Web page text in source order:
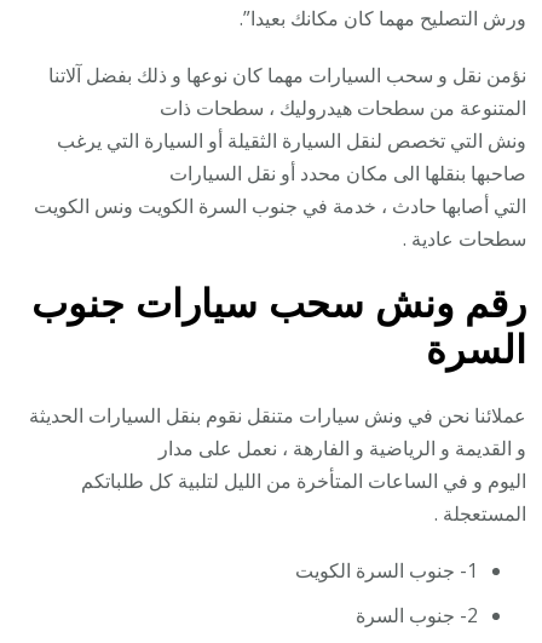
ورش التصليح مهما كان مكانك بعيدا”.
نؤمن نقل و سحب السيارات مهما كان نوعها و ذلك بفضل آلاتنا
المتنوعة من سطحات هيدروليك ، سطحات ذات
ونش التي تخصص لنقل السيارة الثقيلة أو السيارة التي يرغب
صاحبها بنقلها الى مكان محدد أو نقل السيارات
التي أصابها حادث ، خدمة في جنوب السرة الكويت ونس الكويت
سطحات عادية .
رقمونش سحب سيارات جنوب
السرة
عملائنا نحن في ونش سيارات متنقل نقوم بنقل السيارات الحديثة
و القديمة و الرياضية و الفارهة ، نعمل على مدار
اليوم و في الساعات المتأخرة من الليل لتلبية كل طلباتكم
المستعجلة .
1- جنوب السرة الكويت
2- جنوب السرة